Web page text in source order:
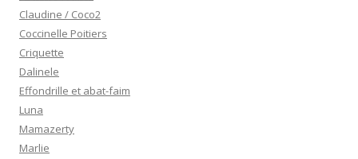
Claudine / Coco2
Coccinelle Poitiers
Criquette
Dalinele
Effondrille et abat-faim
Luna
Mamazerty
Marlie